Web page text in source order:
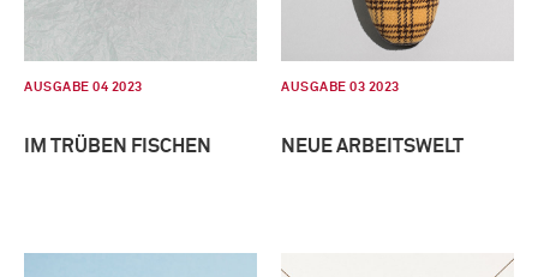
AUSGABE 04 2023
IM TRÜBEN FISCHEN
AUSGABE 03 2023
NEUE ARBEITSWELT